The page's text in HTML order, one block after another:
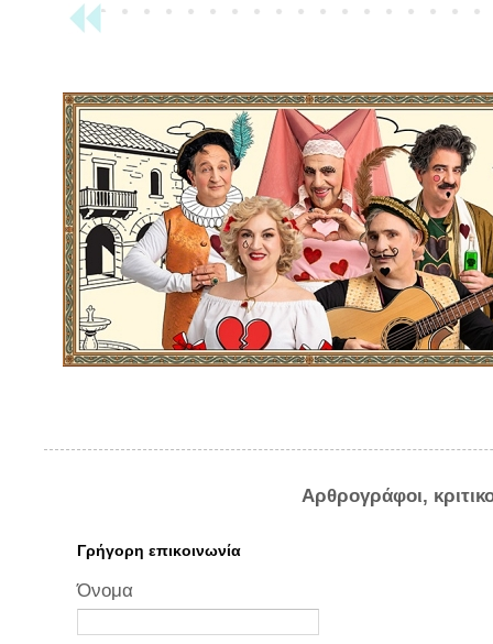
Αρθρογράφοι,
Γρήγορη επικοινωνία
Όνομα